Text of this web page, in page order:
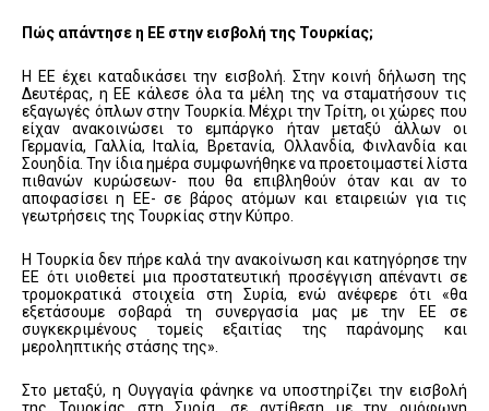
Πώς απάντησε η ΕΕ στην εισβολή της Τουρκίας;
Η ΕΕ έχει καταδικάσει την εισβολή. Στην κοινή δήλωση της
Δευτέρας, η ΕΕ κάλεσε όλα τα μέλη της να σταματήσουν τις
εξαγωγές όπλων στην Τουρκία. Μέχρι την Τρίτη, οι χώρες που
είχαν ανακοινώσει το εμπάργκο ήταν μεταξύ άλλων οι
Γερμανία, Γαλλία, Ιταλία, Βρετανία, Ολλανδία, Φινλανδία και
Σουηδία. Την ίδια ημέρα συμφωνήθηκε να προετοιμαστεί λίστα
πιθανών κυρώσεων- που θα επιβληθούν όταν και αν το
αποφασίσει η ΕΕ- σε βάρος ατόμων και εταιρειών για τις
γεωτρήσεις της Τουρκίας στην Κύπρο.
Η Τουρκία δεν πήρε καλά την ανακοίνωση και κατηγόρησε την
ΕΕ ότι υιοθετεί μια προστατευτική προσέγγιση απέναντι σε
τρομοκρατικά στοιχεία στη Συρία, ενώ ανέφερε ότι «θα
εξετάσουμε σοβαρά τη συνεργασία μας με την ΕΕ σε
συγκεκριμένους τομείς εξαιτίας της παράνομης και
μεροληπτικής στάσης της».
Στο μεταξύ, η Ουγγαγία φάνηκε να υποστηρίζει την εισβολή